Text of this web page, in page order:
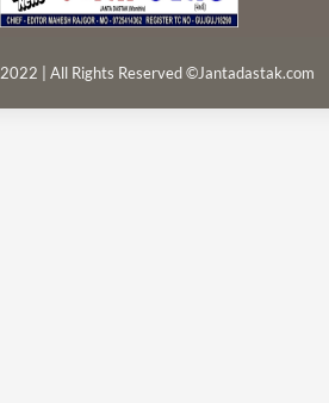
2022 | All Rights Reserved ©Jantadastak.com